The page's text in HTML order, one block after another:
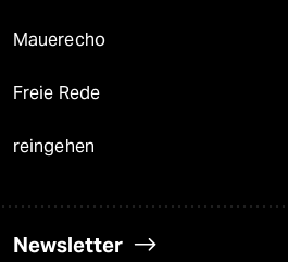
Mauerecho
Freie Rede
reingehen
Newsletter